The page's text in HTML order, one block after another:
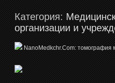
Категория:
организации и
NanoMedkchr.Com: томография